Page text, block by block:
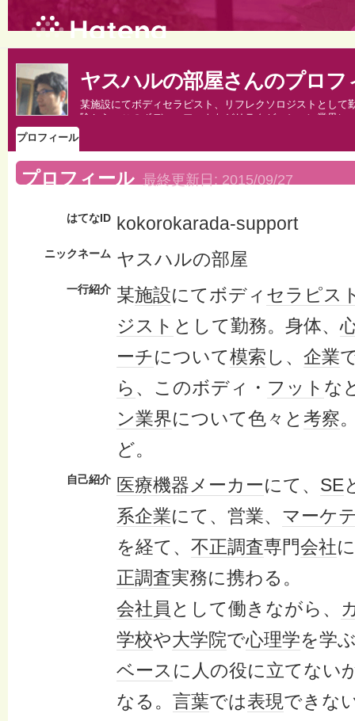
ヤスハルの部屋さんのプロフ
某施設にてボディセラピスト、リフレクソロジストとし
験から、このボディ・フットなどリラクゼーション業界に
プロフィール
プロフィール 最終更新日: 2015/09/27
はてなID kokorokarada-support
ニックネーム ヤスハルの部屋
一行紹介 某施設にてボディ セラピス
ジスト として勤務。身体、
ーチについて模索 し、 企業
ら 、このボディ・ フット な
ン業界について色々と 考察
ど。
自己紹介 医療機器メーカーにて、 SE
系企業にて、営業、 マーケ
を経て、 不正調査専門会社
正調査実務に携わる。
会社員 として働きながら、
学校や大学院で心理学を学
ベース に人の役に立てない
なる。 言葉では表現できな